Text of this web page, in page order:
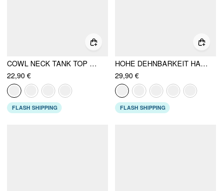
COWL NECK TANK TOP MIT RÜSCHEN UND STRASS
22,90 €
FLASH SHIPPING
HOHE DEHNBARKEIT HALTER-AUSSCHNITT KETTENDETAIL ASYMMETRISCHER SAUM CROP TOP
29,90 €
FLASH SHIPPING